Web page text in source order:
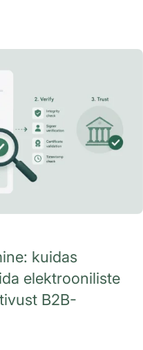
kuidas
elektrooniliste
B2B-